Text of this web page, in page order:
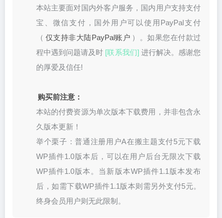
本站主要面对国内外客户服务，国内用户支持支付
宝、微信支付，国外用户可以使用PayPal支付
（ 仅支持非大陆PayPal账户 ）。如果您在付款过
程中遇到问题请及时 [联系我们] 进行解决。感谢您
的厚爱及信任!
购买前注意：
本站的付费资源为单次版本下载费用，并非包含永
久版本更新！
举个栗子：普通注册用户A在搬主题支付5元下载
WP插件1.0版本后，可以在用户后台无限次下载
WP插件1.0版本。当新版本WP插件1.1版本发布
后，如需下载WP插件1.1版本则需另外支付5元。
终身会员用户则无此限制。